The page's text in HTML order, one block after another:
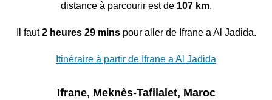
distance à parcourir est de 107 km.
Il faut2 heures 29 minspour aller de Ifrane a Al Jadida.
Itinéraire à partir de Ifrane a Al Jadida
Ifrane, Meknès-Tafilalet, Maroc